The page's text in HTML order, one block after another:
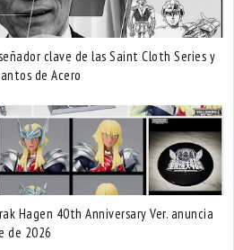
clave de las Saint Cloth Series y
de Acero
Hagen 40th Anniversary Ver. anuncia
de 2026